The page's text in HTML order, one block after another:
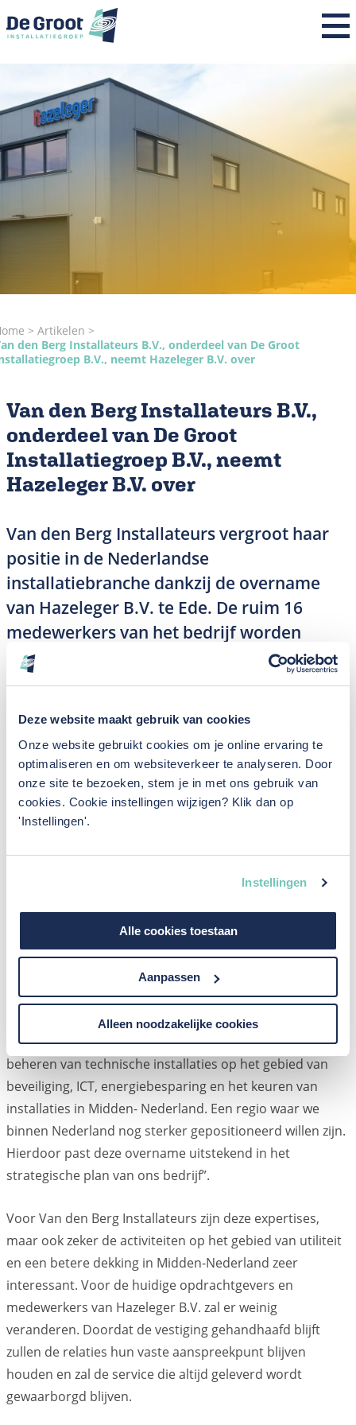
Deze website maakt gebruik van cookies
Onze website gebruikt cookies om je online ervaring te
optimaliseren en om websiteverkeer te analyseren. Door
onze site te bezoeken, stem je in met ons gebruik van
cookies. Cookie instellingen wijzigen? Klik dan op
'Instellingen'.
Instellingen
Alle cookies toestaan
Aanpassen
Alleen noodzakelijke cookies
Over ons
Expertises
Nieuws
Werken bij
Artikelen
den Berg Installateurs B.V., onderdeel van De Groot
B.V., neemt Hazeleger B.V. over
Van den Berg Installateurs B.V.,
onderdeel van De Groot
Installatiegroep B.V., neemt
Hazeleger B.V. over
Van den Berg Installateurs vergroot haar
positie in de Nederlandse
installatiebranche dankzij de overname
van Hazeleger B.V. te Ede. De ruim 16
medewerkers van het bedrijf worden
onderdeel van Van den Berg Installateurs.
Marktlink Fusies & Overnames fungeerde
deze overname versterkt Van den Berg
Installateurs haar positie in Midden-
Nederland.
Daarom is er door eigenaar en directeur Henry
Hazeleger gezocht naar een partij met eenzelfde soort
DNA. Van den Berg Installateurs is, gezien
bedrijfsvoering, werkwijze en expertise een uitstekende
Directeur Bert Overvest over de overname: “Hazeleger
B.V. houdt zich bezig met het adviseren, begeleiden en
beheren van technische installaties op het gebied van
beveiliging, ICT, energiebesparing en het keuren van
installaties in Midden- Nederland. Een regio waar we
binnen Nederland nog sterker gepositioneerd willen zijn.
Hierdoor past deze overname uitstekend in het
strategische plan van ons bedrijf”.
Voor Van den Berg Installateurs zijn deze expertises,
maar ook zeker de activiteiten op het gebied van utiliteit
en een betere dekking in Midden-Nederland zeer
interessant. Voor de huidige opdrachtgevers en
medewerkers van Hazeleger B.V. zal er weinig
veranderen. Doordat de vestiging gehandhaafd blijft
zullen de relaties hun vaste aanspreekpunt blijven
houden en zal de service die altijd geleverd wordt
gewaarborgd blijven.